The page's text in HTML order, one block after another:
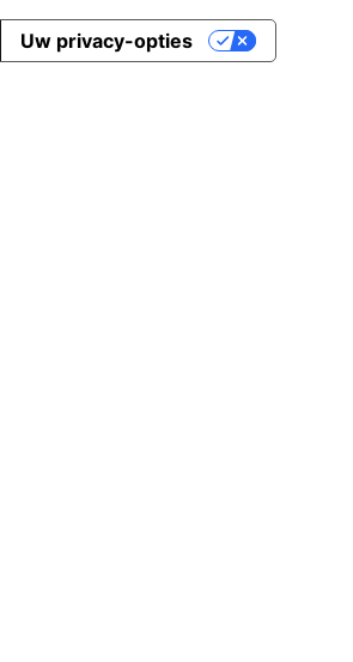
Uw privacy-opties